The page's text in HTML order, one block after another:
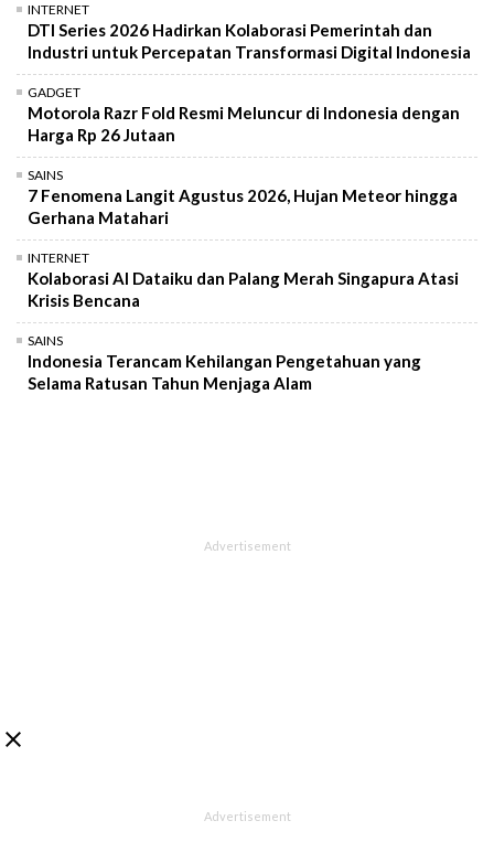
INTERNET
DTI Series 2026 Hadirkan Kolaborasi Pemerintah dan
Industri untuk Percepatan Transformasi Digital Indonesia
GADGET
Motorola Razr Fold Resmi Meluncur di Indonesia dengan
Harga Rp 26 Jutaan
SAINS
7 Fenomena Langit Agustus 2026, Hujan Meteor hingga
Gerhana Matahari
INTERNET
Kolaborasi AI Dataiku dan Palang Merah Singapura Atasi
Krisis Bencana
SAINS
Indonesia Terancam Kehilangan Pengetahuan yang
Selama Ratusan Tahun Menjaga Alam
